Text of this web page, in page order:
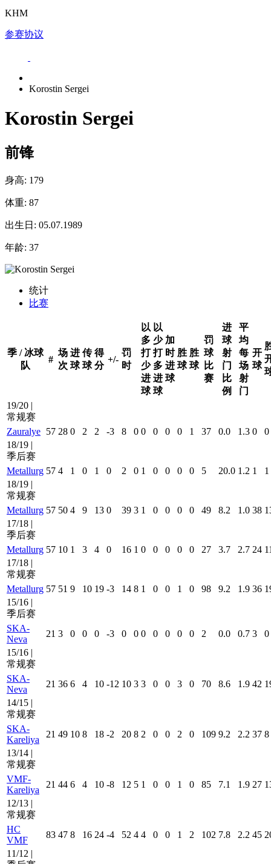
KHM
参赛协议
Korostin Sergei
Korostin Sergei
前锋
身高: 179
体重: 87
出生日: 05.07.1989
年龄: 37
统计
比赛
季 / 冰球
队
#
场
次
进
球
传
球
得
分
+/-
罚
时
以
多
打
少
进
球
以
少
打
多
进
球
加
时
进
球
胜
球
胜
球
罚
球
比
赛
进
球
射
门
比
例
平
均
每
场
射
门
开
球
19/20 |
常规赛
Zauralye 57 28 0 2 2 -3 8 0 0 0 0 0 1 37 0.0 1.3 0
0
18/19 |
季后赛
Metallurg 57 4 1 0 1 0 2 0 1 0 0 0 0 5 20.0 1.2 1
1
18/19 |
常规赛
Metallurg 57 50 4 9 13 0 39 3 1 0 0 0 0 49 8.2 1.0 38
17/18 |
季后赛
Metallurg 57 10 1 3 4 0 16 1 0 0 0 0 0 27 3.7 2.7 24
17/18 |
常规赛
Metallurg 57 51 9 10 19 -3 14 8 1 0 0 1 0 98 9.2 1.9 36
15/16 |
季后赛
SKA-
Neva
21 3 0 0 0 -3 0 0 0 0 0 0 0 2 0.0 0.7 3
0
15/16 |
常规赛
SKA-
Neva
21 36 6 4 10 -12 10 3 3 0 0 3 0 70 8.6 1.9 42
14/15 |
常规赛
SKA-
Kareliya
21 49 10 8 18 -2 20 8 2 0 0 2 0 109 9.2 2.2 37 8
13/14 |
常规赛
VMF-
Kareliya
21 44 6 4 10 -8 12 5 1 0 0 1 0 85 7.1 1.9 27
12/13 |
常规赛
HC
VMF
83 47 8 16 24 -4 52 4 4 0 0 1 2 102 7.8 2.2 45
11/12 |